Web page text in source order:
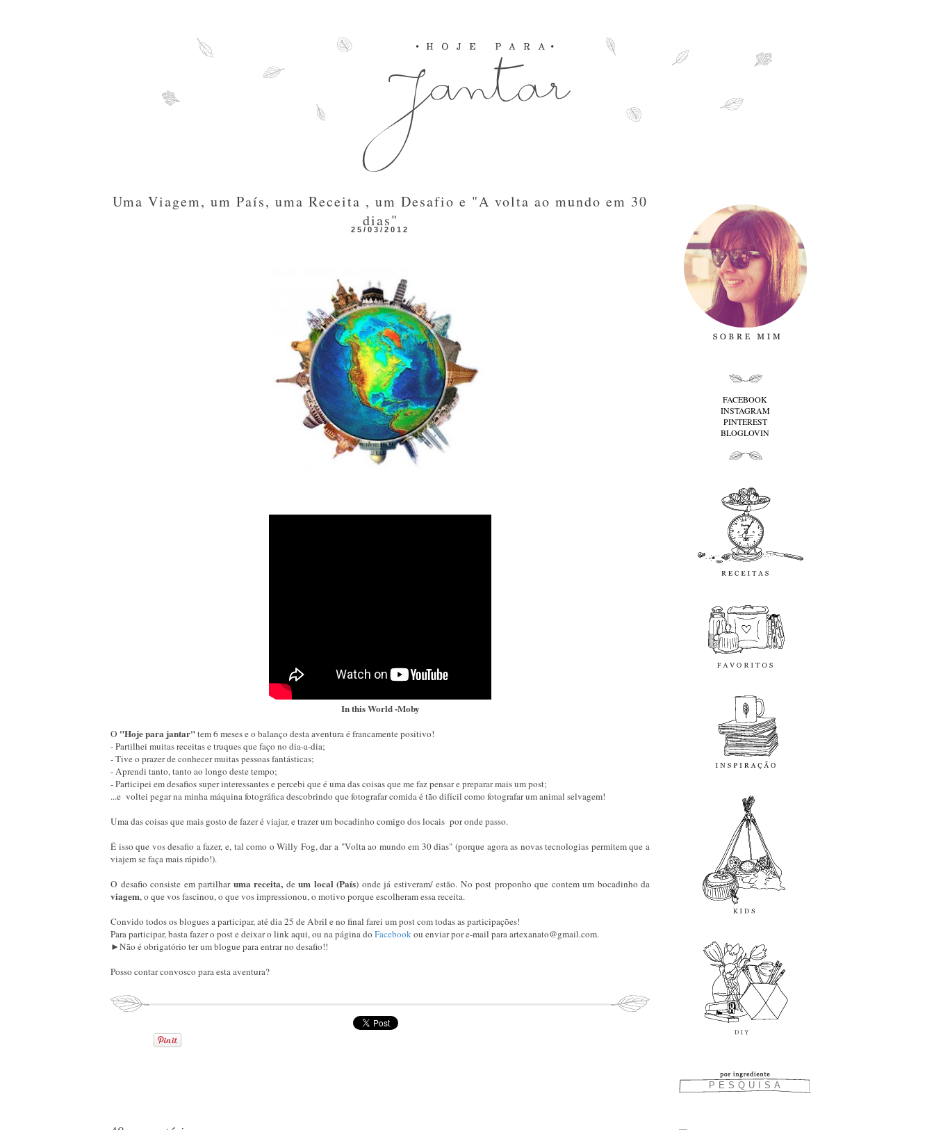
25/03/2012
Uma Viagem, um País, uma Receita , um Desafio e "A volta ao mundo em 30
dias"
In this World -Moby
O "Hoje para jantar"tem 6 meses e o balanço desta aventura é francamente positivo!
- Partilhei muitas receitas e truques que faço no dia-a-dia;
- Tive o prazer de conhecer muitas pessoas fantásticas;
- Aprendi tanto, tanto ao longo deste tempo;
- Participei em desafios super interessantes e percebi que é uma das coisas que me faz pensar e preparar mais um post;
...e voltei pegar na minha máquina fotográfica descobrindo que fotografar comida é tão difícil como fotografar um animal selvagem!
Uma das coisas que mais gosto de fazer é viajar, e trazer um bocadinho comigo dos locais por onde passo.
É isso que vos desafio a fazer, e, tal como o Willy Fog, dar a "Volta ao mundo em 30 dias" (porque agora as novas tecnologias permitem que a
viajem se faça mais rápido!).
O desafio consiste em partilhar uma receita, de um local (País) onde já estiveram/ estão. No post proponho que contem um bocadinho da
viagem, o que vos fascinou, o que vos impressionou, o motivo porque escolheram essa receita.
Convido todos os blogues a participar, até dia 25 de Abril e no final farei um post com todas as participações!
Para participar, basta fazer o post e deixar o link aqui, ou na página do Facebookou enviar por e-mail para artexanato@gmail.com.
►Não é obrigatório ter um blogue para entrar no desafio!!
Posso contar convosco para esta aventura?
FACEBOOK
INSTAGRAM
PINTEREST
BLOGLOVIN